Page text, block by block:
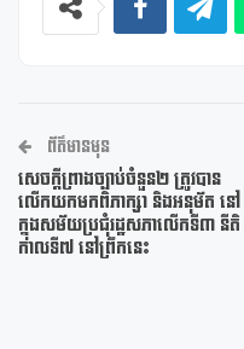
ព័ត៌មានមុន
សេចក្តីព្រាងច្បាប់ចំនួន២ ត្រូវបាន
លើកយកមកពិភាក្សា និងអនុម័ត នៅ
ក្នុងសម័យប្រជុំរដ្ឋសភាលើកទី៣ នីតិ
កាលទី៧ នៅព្រឹកនេះ